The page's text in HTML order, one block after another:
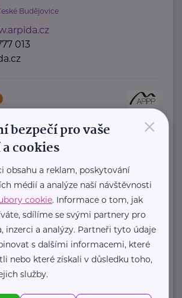
Budějovice
013
3 Brno
je rozvoj a
pro pozůstalé.
koncepce poradenství ...
pro-pozustale.cz/
pro-pozustale.cz
×
bezpečí pro vaše
cookies
obsahu a reklam, poskytování
médií a analýze naší návštěvnosti
cookie. Informace o tom, jak
sdílíme se svými partnery pro
inzerci a analýzy. Partneři tyto údaje
s dalšími informacemi, které
nebo které získali v důsledku toho,
služby.